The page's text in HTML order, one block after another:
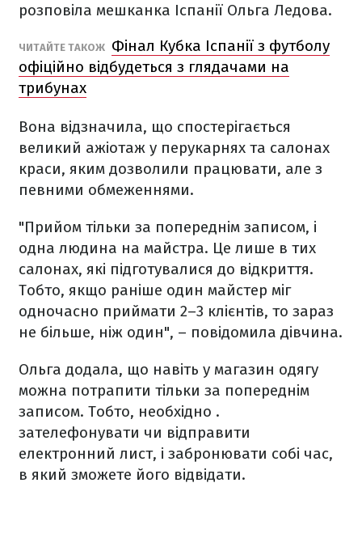
розповіла мешканка Іспанії Ольга Ледова.
ЧИТАЙТЕ ТАКОЖ Фінал Кубка Іспанії з футболу
офіційно відбудеться з глядачами на
трибунах
Вона відзначила, що спостерігається
великий ажіотаж у перукарнях та салонах
краси, яким дозволили працювати, але з
певними обмеженнями.
"Прийом тільки за попереднім записом, і
одна людина на майстра. Це лише в тих
салонах, які підготувалися до відкриття.
Тобто, якщо раніше один майстер міг
одночасно приймати 2–3 клієнтів, то зараз
не більше, ніж один", – повідомила дівчина.
Ольга додала, що навіть у магазин одягу
можна потрапити тільки за попереднім
записом. Тобто, необхідно .
зателефонувати чи відправити
електронний лист, і забронювати собі час,
в який зможете його відвідати.